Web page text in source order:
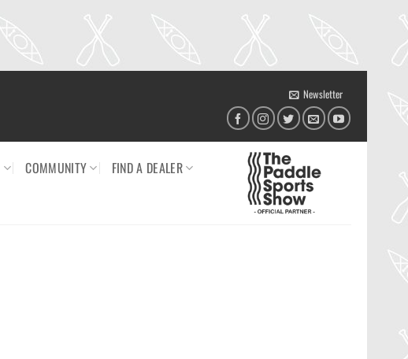
Newsletter
COMMUNITY
FIND A DEALER